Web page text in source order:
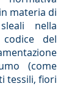
materia di
nella
del
(come
tessili, fiori